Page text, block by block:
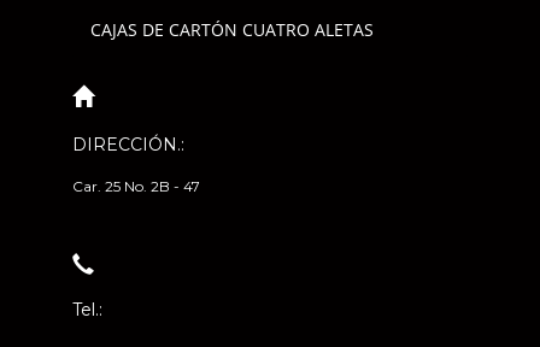
CAJAS DE CARTÓN CUATRO ALETAS
DIRECCIÓN.:
Car. 25 No. 2B - 47
Tel.: